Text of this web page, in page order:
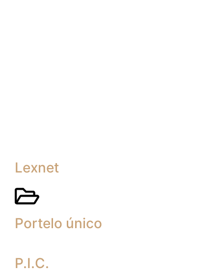
Lexnet
Portelo único
P.I.C.